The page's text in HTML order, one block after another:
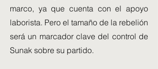
marco, ya que cuenta con el apoyo
laborista. Pero el tamaño de la rebelión
será un marcador clave del control de
Sunak sobre su partido.